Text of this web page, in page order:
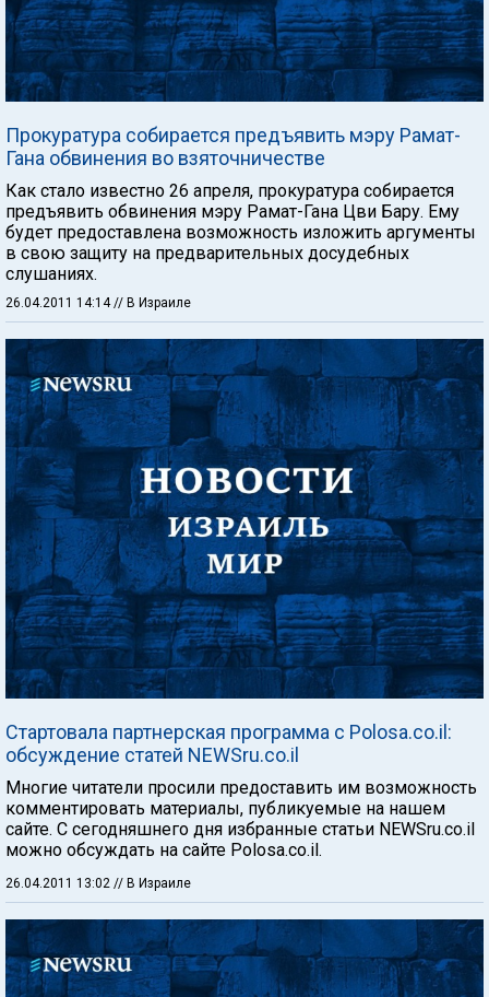
Прокуратура собирается предъявить мэру Рамат-
Гана обвинения во взяточничестве
Как стало известно 26 апреля, прокуратура собирается
предъявить обвинения мэру Рамат-Гана Цви Бару. Ему
будет предоставлена возможность изложить аргументы
в свою защиту на предварительных досудебных
слушаниях.
26.04.2011 14:14// В Израиле
Стартовала партнерская программа с Polosa.co.il:
обсуждение статей NEWSru.co.il
Многие читатели просили предоставить им возможность
комментировать материалы, публикуемые на нашем
сайте. С сегодняшнего дня избранные статьи NEWSru.co.il
можно обсуждать на сайте Polosa.co.il.
26.04.2011 13:02 // В Израиле